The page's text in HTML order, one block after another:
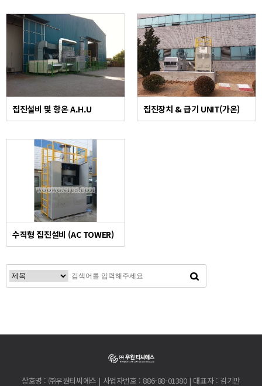
집진설비 및 항온 A.H.U 집진장치 & 급기 UNIT(가온)
수직형 집진설비 (AC TOWER)
상호명 : ㈜우원티씨에스 | 사업자번호 : 886-88-01380 | 대표자 : 김기만